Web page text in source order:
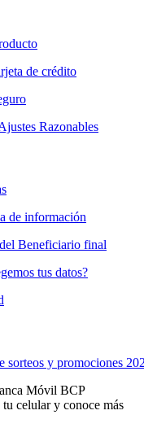
de crédito
Razonables
de información
Beneficiario final
tus datos?
sorteos y promociones
Móvil BCP
celular y conoce más